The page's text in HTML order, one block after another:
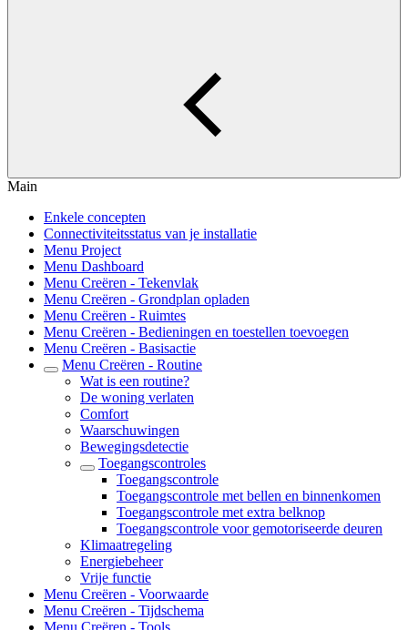
Main
Enkele concepten
Connectiviteitsstatus van je installatie
Menu Project
Menu Dashboard
Menu Creëren - Tekenvlak
Menu Creëren - Grondplan opladen
Menu Creëren - Ruimtes
Menu Creëren - Bedieningen en toestellen toevoegen
Menu Creëren - Basisactie
Menu Creëren - Routine
Wat is een routine?
De woning verlaten
Comfort
Waarschuwingen
Bewegingsdetectie
Toegangscontroles
Toegangscontrole
Toegangscontrole met bellen en binnenkomen
Toegangscontrole met extra belknop
Toegangscontrole voor gemotoriseerde deuren
Klimaatregeling
Energiebeheer
Vrije functie
Menu Creëren - Voorwaarde
Menu Creëren - Tijdschema
Menu Creëren - Tools